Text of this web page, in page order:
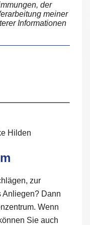
der
meiner
Informationen
zur
Anliegen? Dann
Wenn
Sie auch